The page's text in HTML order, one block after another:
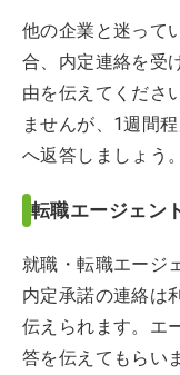
他の企業と迷って
合、内定連絡を受
由を伝えてくださ
ませんが、1週間
へ返答しましょう。
転職エージェン
就職・転職エージ
内定承諾の連絡は
伝えられます。エ
答を伝えてもらい